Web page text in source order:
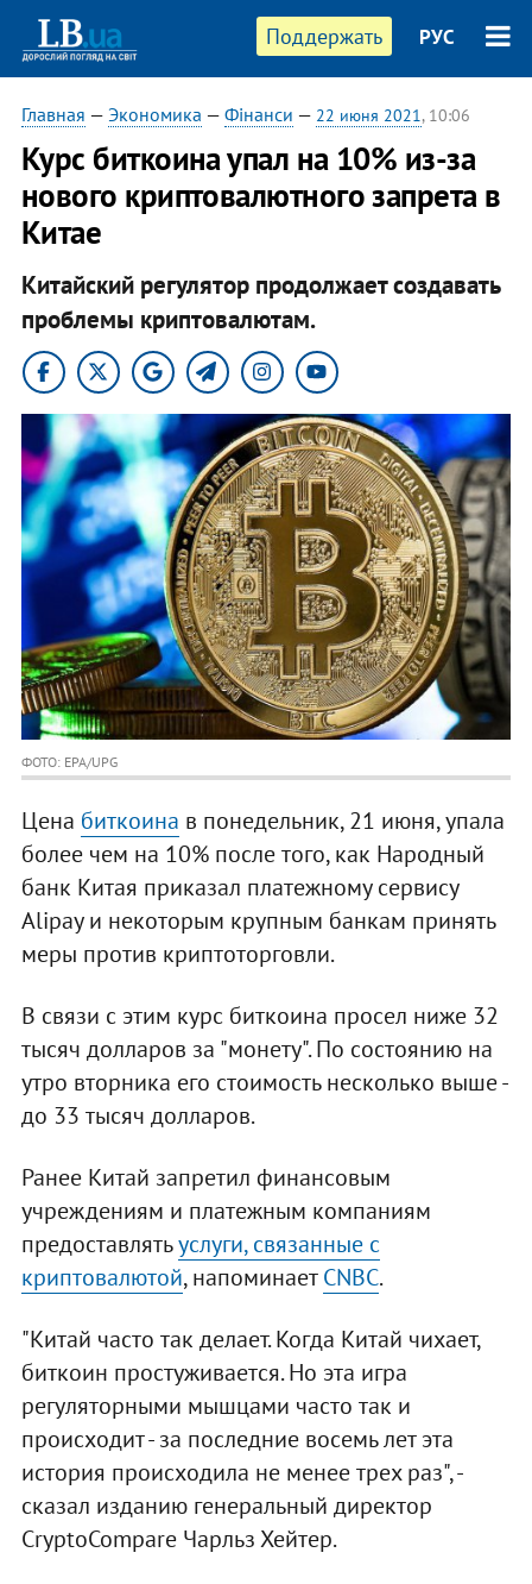
Поддержать РУС
Главная — Экономика — Фінанси — 22 июня 2021, 10:06
​Курс биткоина упал на 10% из-за
нового криптовалютного запрета в
Китае
Китайский регулятор продолжает создавать
проблемы криптовалютам.
ФОТО: EPA/UPG
Цена биткоина в понедельник, 21 июня, упала
более чем на 10% после того, как Народный
банк Китая приказал платежному сервису
Alipay и некоторым крупным банкам принять
меры против криптоторговли.
В связи с этим курс биткоина просел ниже 32
тысяч долларов за "монету". По состоянию на
утро вторника его стоимость несколько выше -
до 33 тысяч долларов.
Ранее Китай запретил финансовым
учреждениям и платежным компаниям
предоставлятьуслуги, связанные с
криптовалютой, напоминаетCNBC.
"Китай часто так делает. Когда Китай чихает,
биткоин простуживается. Но эта игра
регуляторными мышцами часто так и
происходит - за последние восемь лет эта
история происходила не менее трех раз", -
сказал изданию генеральный директор
CryptoCompare Чарльз Хейтер.